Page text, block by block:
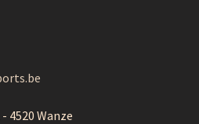
4520 Wanze